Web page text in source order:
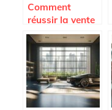
Comment
réussir la vente
d’un utilitaire
frigo d’occasion
rapidement